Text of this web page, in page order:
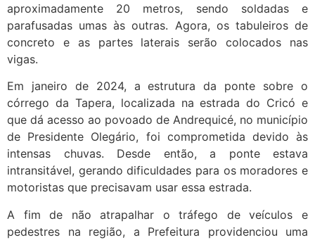
aproximadamente 20 metros, sendo soldadas e
parafusadas umas às outras. Agora, os tabuleiros de
concreto e as partes laterais serão colocados nas
vigas.
Em janeiro de 2024, a estrutura da ponte sobre o
córrego da Tapera, localizada na estrada do Cricó e
que dá acesso ao povoado de Andrequicé, no município
de Presidente Olegário, foi comprometida devido às
intensas chuvas. Desde então, a ponte estava
intransitável, gerando dificuldades para os moradores e
motoristas que precisavam usar essa estrada.
A fim de não atrapalhar o tráfego de veículos e
pedestres na região, a Prefeitura providenciou uma